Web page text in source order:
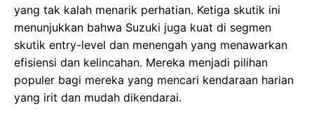
yang tak kalah menarik perhatian. Ketiga skutik ini
menunjukkan bahwa Suzuki juga kuat di segmen
skutik entry-level dan menengah yang menawarkan
efisiensi dan kelincahan. Mereka menjadi pilihan
populer bagi mereka yang mencari kendaraan harian
yang irit dan mudah dikendarai.